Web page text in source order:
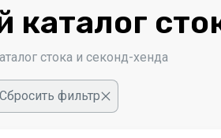
каталог
стока и секонд-хенда
Сбросить фильтр